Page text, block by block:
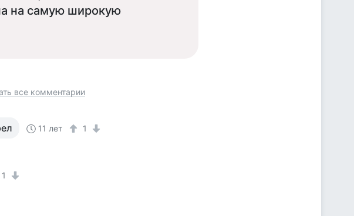
на самую широкую
все комментарии
11 лет 1
1